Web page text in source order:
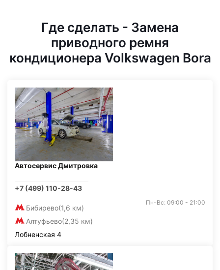
Где сделать - Замена
приводного ремня
кондиционера Volkswagen Bora
Автосервис Дмитровка
+7 (499) 110-28-43
Бибирево(1,6 км)
Алтуфьево(2,35 км)
Пн-Вс: 09:00 - 21:00
Лобненская 4